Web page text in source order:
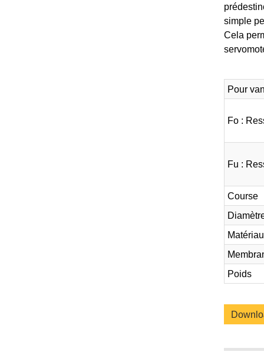
simple
Cela
Pour
Fo :
Fu :
Course
Poids